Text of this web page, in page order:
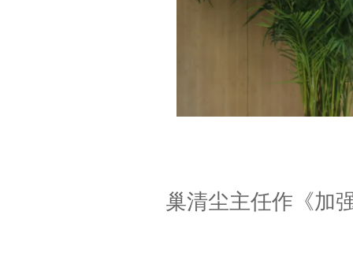
巢清尘主任作《加